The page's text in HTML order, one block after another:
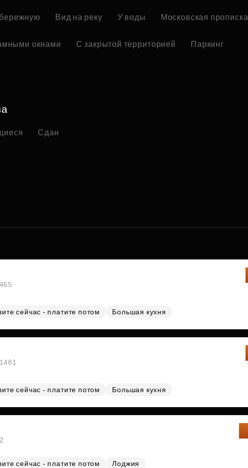
Вид на реку У воды Московская прописка
окнами С закрытой территорией Паркинг
Сдан
сейчас - платите потом Большая кухня
сейчас - платите потом Большая кухня
сейчас - платите потом
Лоджия